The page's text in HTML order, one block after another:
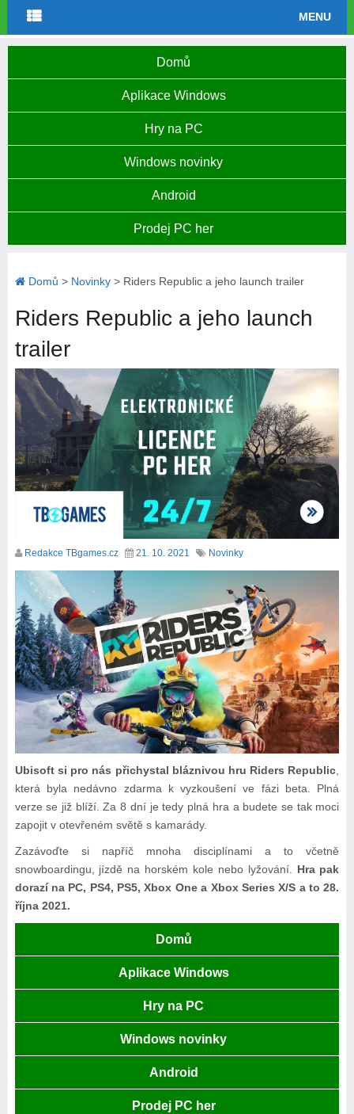
MENU
Domů
Aplikace Windows
Hry na PC
Windows novinky
Android
Prodej PC her
Domů > Novinky> Riders Republic a jeho launch trailer
Riders Republic a jeho launch
trailer
Redakce TBgames.cz 21. 10. 2021 Novinky
Ubisoft si pro nás přichystal bláznivou hru Riders Republic
která byla nedávno zdarma k vyzkoušení ve fázi beta. Plná
verze se již blíží. Za 8 dní je tedy plná hra a budete se tak moci
zapojit v otevřeném světě s kamarády.
Zazávoďte si napříč mnoha disciplínami a to včetně
snowboardingu, jízdě na horském kole nebo lyžování. Hra pak
dorazí na PC, PS4, PS5, Xbox One a Xbox Series X/S a to 28.
října 2021.
Domů
Aplikace Windows
Hry na PC
Windows novinky
Android
Prodej PC her